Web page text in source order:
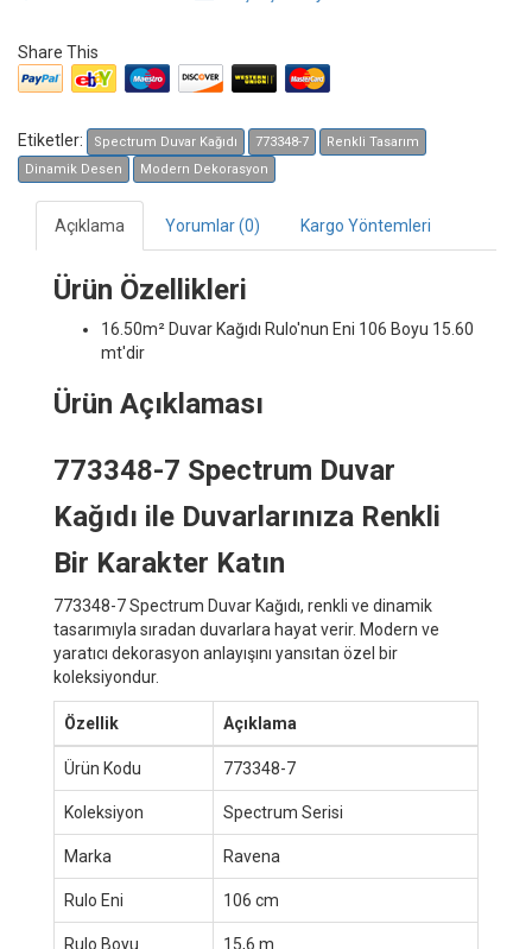
Share This
Etiketler: Spectrum Duvar Kağıdı 773348-7
Renkli Tasarım
Dinamik Desen
Modern Dekorasyon
Açıklama Yorumlar (0) Kargo Yöntemleri
Ürün Özellikleri
16.50m² Duvar Kağıdı Rulo'nun Eni 106 Boyu 15.60
mt'dir
Ürün Açıklaması
773348-7 Spectrum Duvar
Kağıdı ile Duvarlarınıza Renkli
Bir Karakter Katın
773348-7 Spectrum Duvar Kağıdı, renkli ve dinamik
tasarımıyla sıradan duvarlara hayat verir. Modern ve
yaratıcı dekorasyon anlayışını yansıtan özel bir
koleksiyondur.
Özellik Açıklama
Ürün Kodu 773348-7
Koleksiyon Spectrum Serisi
Marka Ravena
Rulo Eni 106 cm
Rulo Boyu 15,6 m